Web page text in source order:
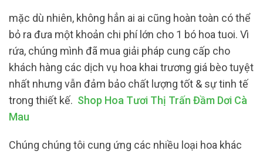
mặc dù nhiên, không hẳn ai ai cũng hoàn toàn có thể
bỏ ra đưa một khoản chi phí lớn cho 1 bó hoa tuoi. Vì
rứa, chúng mình đã mua giải pháp cung cấp cho
khách hàng các dịch vụ hoa khai trương giá bèo tuyệt
nhất nhưng vẫn đảm bảo chất lượng tốt & sự tinh tế
trong thiết kế. Shop Hoa Tươi Thị Trấn Đầm Dơi Cà
Mau
Chúng chúng tôi cung ứng các nhiều loại hoa khác